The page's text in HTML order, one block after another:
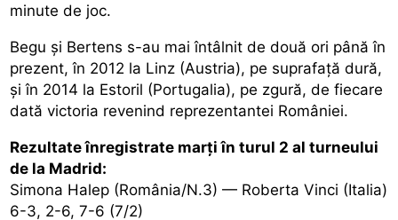
minute de joc.
Begu și Bertens s-au mai întâlnit de două ori până în
prezent, în 2012 la Linz (Austria), pe suprafață dură,
și în 2014 la Estoril (Portugalia), pe zgură, de fiecare
dată victoria revenind reprezentantei României.
Rezultate înregistrate marți în turul 2 al turneului
de la Madrid:
Simona Halep (România/N.3) — Roberta Vinci (Italia)
6-3, 2-6, 7-6 (7/2)